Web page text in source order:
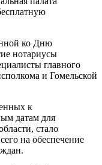
ко Дню
нотариусы
главного
и Гомельской
к
датам для
стало
на обеспечение